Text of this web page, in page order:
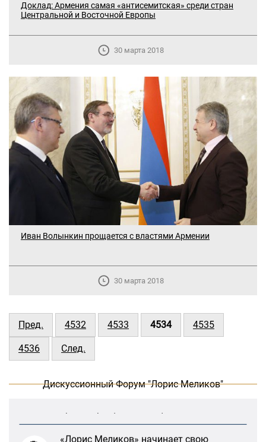
Доклад: Армения самая «антисемитская» среди стран
Центральной и Восточной Европы
30 марта 2018
Иван Волынкин прощается с властями Армении
30 марта 2018
Пред. 4532 4533 4534 4535
4536 След.
Дискуссионный Форум "Лорис Меликов"
В Москве прошло заседание
дискуссионного форума «Лорис
Меликов» на тему: «ООН и